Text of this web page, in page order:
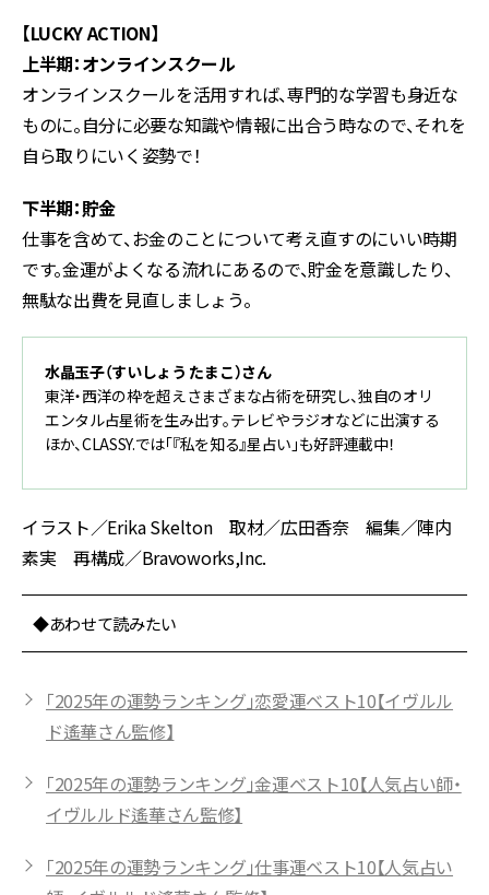
【LUCKY ACTION】
上半期：オンラインスクール
オンラインスクールを活用すれば、専門的な学習も身近な
ものに。自分に必要な知識や情報に出合う時なので、それを
自ら取りにいく姿勢で！
下半期：貯金
仕事を含めて、お金のことについて考え直すのにいい時期
です。金運がよくなる流れにあるので、貯金を意識したり、
無駄な出費を見直しましょう。
水晶玉子（すいしょう たまこ）さん
東洋・西洋の枠を超えさまざまな占術を研究し、独自のオリ
エンタル占星術を生み出す。テレビやラジオなどに出演する
ほか、CLASSY.では「『私を知る』星占い」も好評連載中！
イラスト／Erika Skelton 取材／広田香奈 編集／陣内
素実 再構成／Bravoworks,Inc.
◆あわせて読みたい
「2025年の運勢ランキング」恋愛運ベスト10【イヴルル
ド遙華さん監修】
「2025年の運勢ランキング」金運ベスト10【人気占い師・
イヴルルド遙華さん監修】
「2025年の運勢ランキング」仕事運ベスト10【人気占い